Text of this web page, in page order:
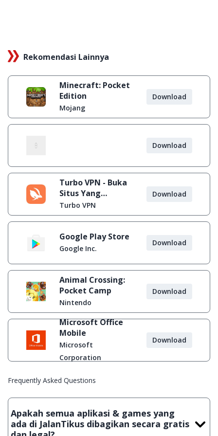
Rekomendasi Lainnya
Minecraft: Pocket
Edition
Mojang
Download
Download
Turbo VPN - Buka
Situs Yang
Diblokir
Turbo VPN
Download
Google Play Store
Google Inc.
Download
Animal Crossing:
Pocket Camp
Nintendo
Download
Microsoft Office
Mobile
Microsoft
Corporation
Download
Frequently Asked Questions
Apakah semua aplikasi & games yang
ada di JalanTikus dibagikan secara gratis